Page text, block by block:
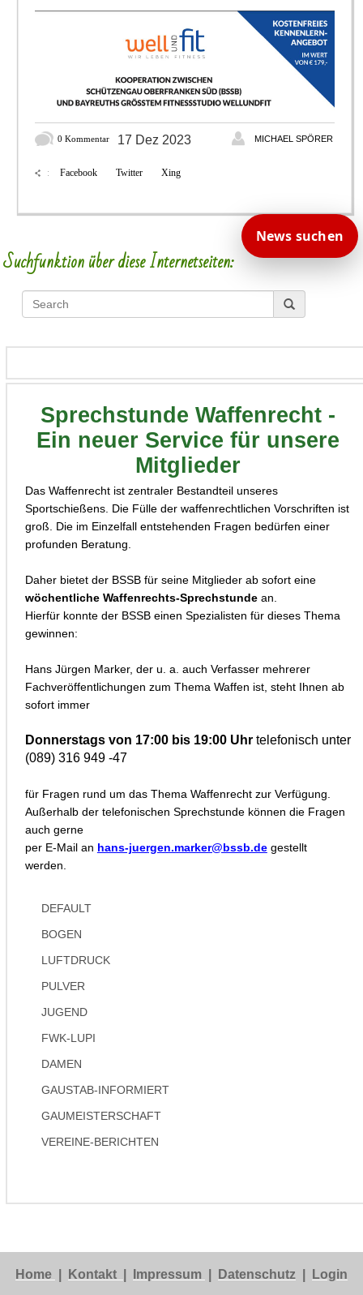
News suchen
17 Dez 2023
0 Kommentar MICHAEL SPÖRER
: Facebook Twitter Xing
Suchfunktion über diese Internetseiten:
Sprechstunde Waffenrecht -
Ein neuer Service für unsere
Mitglieder
Das Waffenrecht ist zentraler Bestandteil unseres
Sportschießens. Die Fülle der waffenrechtlichen Vorschriften ist
groß. Die im Einzelfall entstehenden Fragen bedürfen einer
profunden Beratung.
Daher bietet der BSSB für seine Mitglieder ab sofort eine
wöchentliche Waffenrechts-Sprechstundean.
Hierfür konnte der BSSB einen Spezialisten für dieses Thema
gewinnen:
Hans Jürgen Marker, der u. a. auch Verfasser mehrerer
Fachveröffentlichungen zum Thema Waffen ist, steht Ihnen ab
sofort immer
Donnerstags von 17:00 bis 19:00 Uhrtelefonisch unter
(089) 316 949 -47
für Fragen rund um das Thema Waffenrecht zur Verfügung.
Außerhalb der telefonischen Sprechstunde können die Fragen
auch gerne
per E-Mail an hans-juergen.marker@bssb.degestellt
werden.
DEFAULT
BOGEN
LUFTDRUCK
PULVER
JUGEND
FWK-LUPI
DAMEN
GAUSTAB-INFORMIERT
GAUMEISTERSCHAFT
VEREINE-BERICHTEN
Home Kontakt Impressum Datenschutz Login